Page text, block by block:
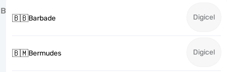
B
🇧🇧Barbade Digicel
🇧🇲Bermudes Digicel